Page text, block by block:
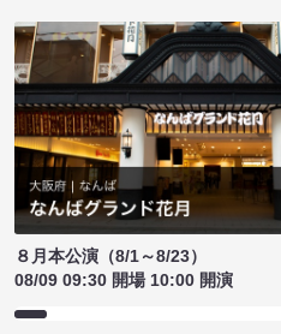
８月本公演（8/1～8/23）
08/09 09:30 開場 10:00 開演